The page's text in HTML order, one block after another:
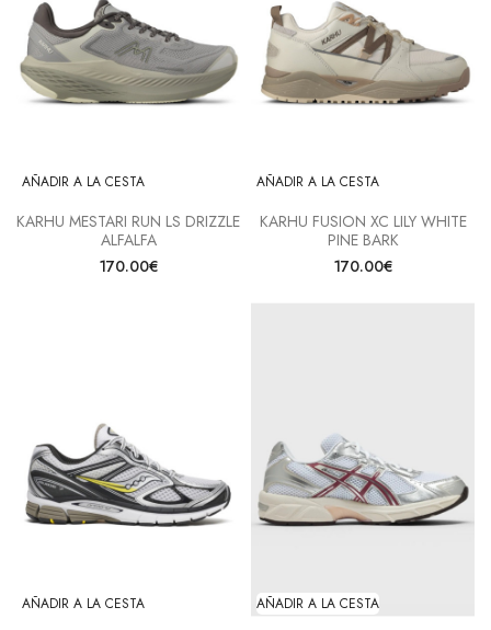
AÑADIR A LA CESTA
KARHU MESTARI RUN LS DRIZZLE
ALFALFA
170.00€
AÑADIR A LA CESTA
KARHU FUSION XC LILY WHITE
PINE BARK
170.00€
AÑADIR A LA CESTA AÑADIR A LA CESTA